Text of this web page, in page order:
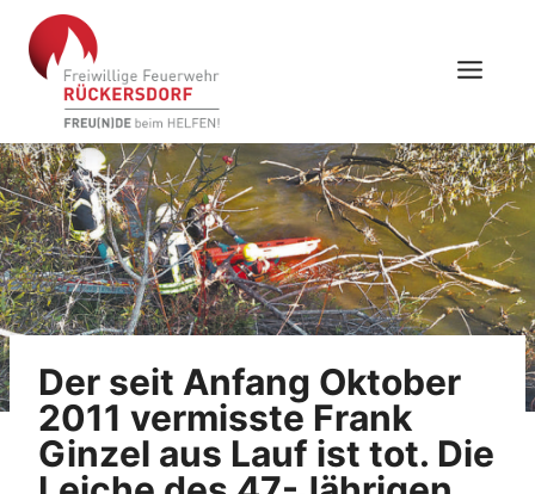
content
Der seit Anfang Oktober
2011 vermisste Frank
Ginzel aus Lauf ist tot. Die